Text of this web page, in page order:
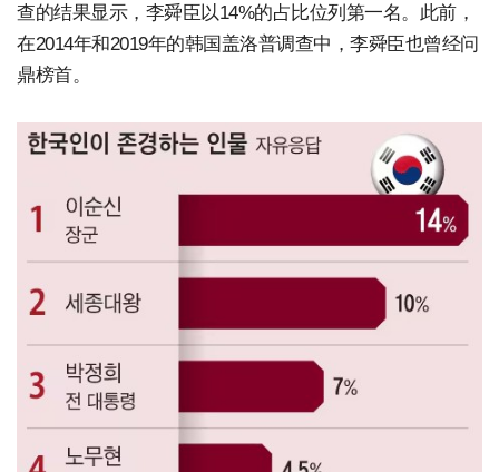
查的结果显示，李舜臣以14%的占比位列第一名。此前，
在2014年和2019年的韩国盖洛普调查中，李舜臣也曾经问
鼎榜首。